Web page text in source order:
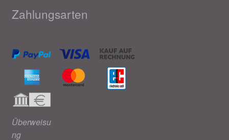
Zahlungsarten
Überweisu
ng